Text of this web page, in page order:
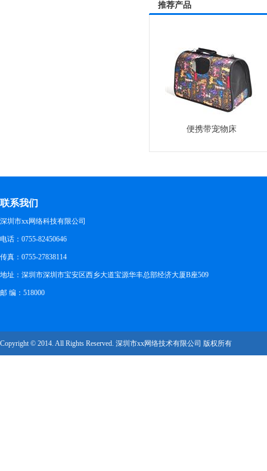
推荐产品
便携带宠物床
联系我们
深圳市xx网络科技有限公司
电话：0755-82450646
传真：0755-27838114
地址：深圳市深圳市宝安区西乡大道宝源华丰总部经济大厦B座509
邮 编：518000
Copyright © 2014. All Rights Reserved. 深圳市xx网络技术有限公司 版权所有